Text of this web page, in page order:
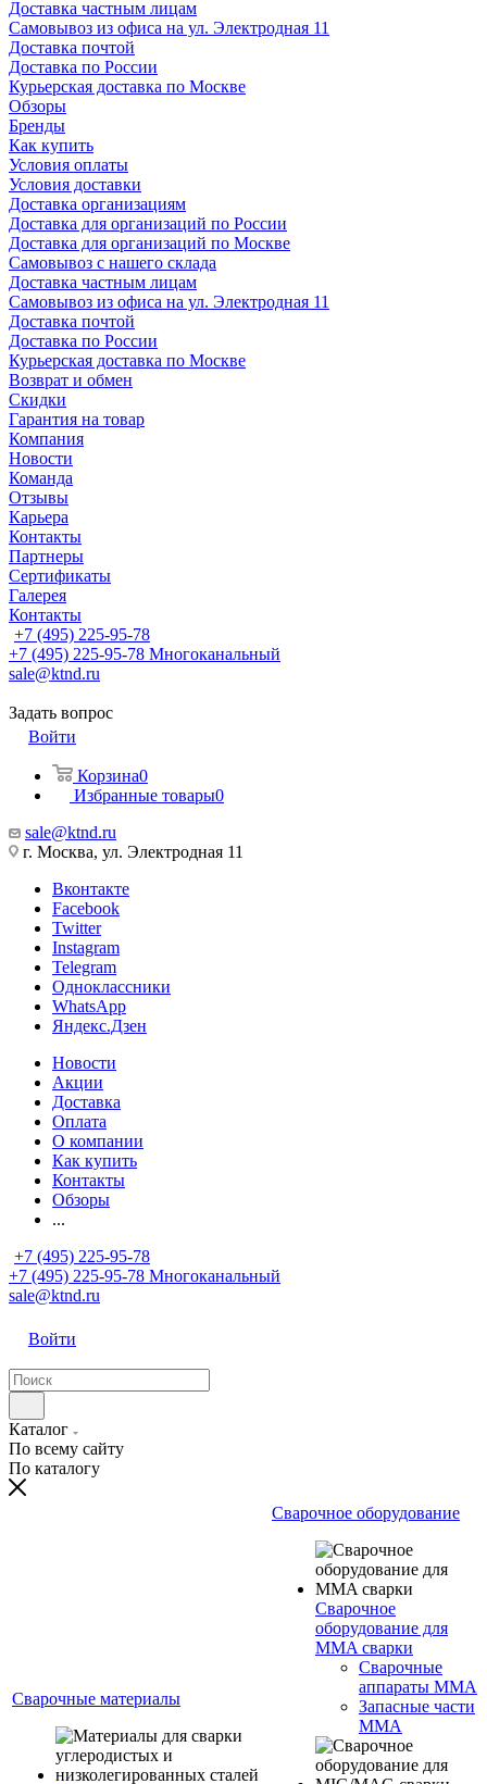
Доставка частным лицам
Самовывоз из офиса на ул. Электродная 11
Доставка почтой
Доставка по России
Курьерская доставка по Москве
Обзоры
Бренды
Как купить
Условия оплаты
Условия доставки
Доставка организациям
Доставка для организаций по России
Доставка для организаций по Москве
Самовывоз с нашего склада
Доставка частным лицам
Самовывоз из офиса на ул. Электродная 11
Доставка почтой
Доставка по России
Курьерская доставка по Москве
Возврат и обмен
Скидки
Гарантия на товар
Компания
Новости
Команда
Отзывы
Карьера
Контакты
Партнеры
Сертификаты
Галерея
Контакты
+7 (495) 225-95-78
+7 (495) 225-95-78 Многоканальный
sale@ktnd.ru
Задать вопрос
Войти
Корзина0
Избранные товары0
sale@ktnd.ru
г. Москва, ул. Электродная 11
Вконтакте
Facebook
Twitter
Instagram
Telegram
Одноклассники
WhatsApp
Яндекс.Дзен
Новости
Акции
Доставка
Оплата
О компании
Как купить
Контакты
Обзоры
...
+7 (495) 225-95-78
+7 (495) 225-95-78 Многоканальный
sale@ktnd.ru
Войти
Каталог
По всему сайту
По каталогу
Сварочные материалы
Сварочное оборудование
Сварочное
оборудование для
MMA сварки
Сварочные
аппараты MMA
Запасные части
MMA